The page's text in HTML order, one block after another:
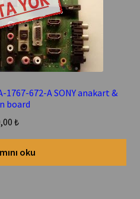
1767-672-A SONY anakart &
board
₺
oku